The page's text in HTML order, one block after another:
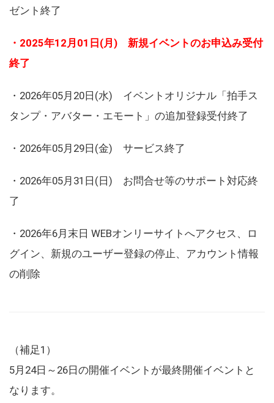
ゼント終了
・2025年12月01日(月) 新規イベントのお申込み受付
終了
・2026年05月20日(水) イベントオリジナル「拍手ス
タンプ・アバター・エモート」の追加登録受付終了
・2026年05月29日(金) サービス終了
・2026年05月31日(日) お問合せ等のサポート対応終
了
・2026年6月末日 WEBオンリーサイトへアクセス、ロ
グイン、新規のユーザー登録の停止、アカウント情報
の削除
（補足1）
5月24日～26日の開催イベントが最終開催イベントと
なります。